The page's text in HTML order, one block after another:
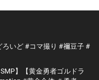
いど #コマ撮り #禰豆子 #
】【黄金勇者ゴルドラ